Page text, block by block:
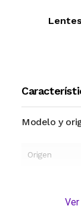
Modelo y
Origen